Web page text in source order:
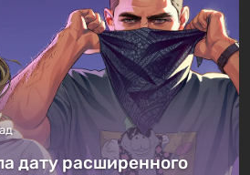
дату расширенного